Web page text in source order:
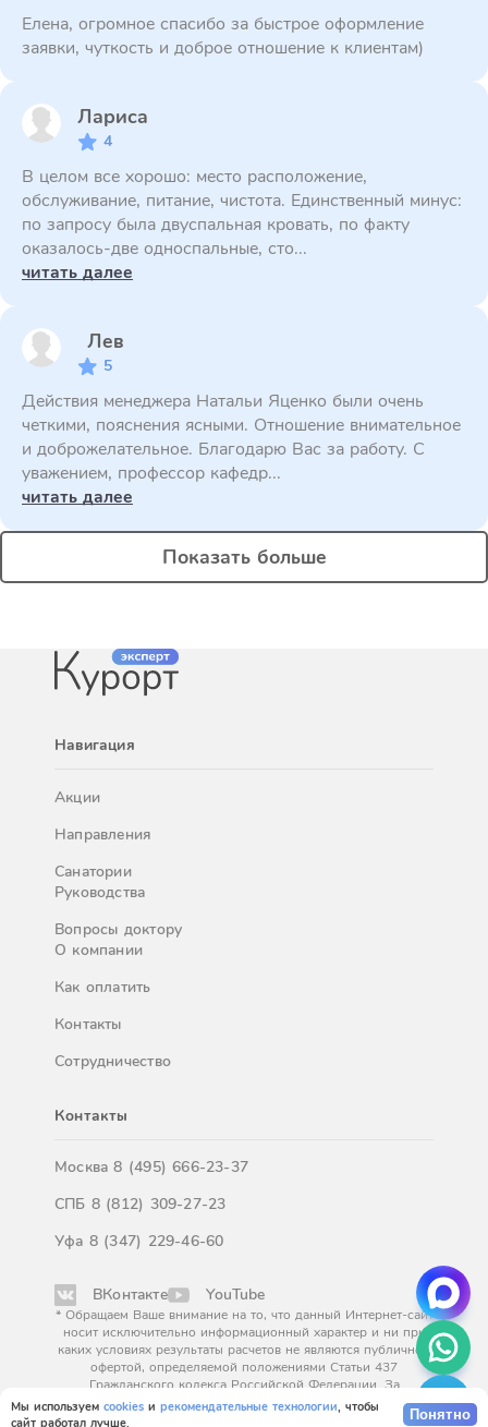
Мы используем cookies и рекомендательные технологии, чтобы
сайт работал лучше.
Понятно
Елена, огромное спасибо за быстрое оформление
заявки, чуткость и доброе отношение к клиентам)
Лариса
4
В целом все хорошо: место расположение,
обслуживание, питание, чистота. Единственный минус:
по запросу была двуспальная кровать, по факту
оказалось-две односпальные, сто...
читать далее
Лев
5
Действия менеджера Натальи Яценко были очень
четкими, пояснения ясными. Отношение внимательное
и доброжелательное. Благодарю Вас за работу. С
уважением, профессор кафедр...
читать далее
Показать больше
Навигация
Акции
Направления
Санатории
Руководства
Вопросы доктору
О компании
Как оплатить
Контакты
Сотрудничество
Контакты
Москва8 (495) 666-23-37
СПБ 8 (812) 309-27-23
Уфа 8 (347) 229-46-60
ВКонтакте YouTube
* Обращаем Ваше внимание на то, что данный Интернет-сайт
носит исключительно информационный характер и ни при
каких условиях результаты расчетов не являются публичной
офертой, определяемой положениями Статьи 437
Гражданского кодекса Российской Федерации. За
окончательным расчетом обращайтесь к нашим менеджерам.